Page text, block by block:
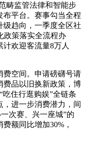
畴监管法律和智能步
布平台。赛事勾当全程
级趋向，一季度全区社
政策落实全流程办
计欢迎客流量8万人
空间。申请磅礴号请
费品以旧换新政策，博
住行逛购娱”全链条
进一步消费潜力，间
次赛、兴一座城”的
额同比增加30%，